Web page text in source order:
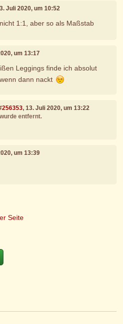
Juli 2020, um 10:52
1:1, aber so als Maßstab
um 13:17
Leggings finde ich absolut
wenn dann nackt
, 13. Juli 2020, um 13:22
entfernt.
um 13:39
Seite